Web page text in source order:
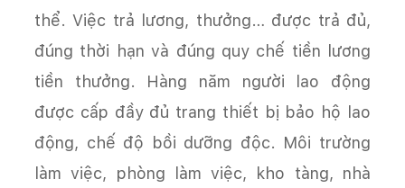
thể. Việc trả lương, thưởng… được trả đủ,
đúng thời hạn và đúng quy chế tiền lương
tiền thưởng. Hàng năm người lao động
được cấp đầy đủ trang thiết bị bảo hộ lao
động, chế độ bồi dưỡng độc. Môi trường
làm việc, phòng làm việc, kho tàng, nhà